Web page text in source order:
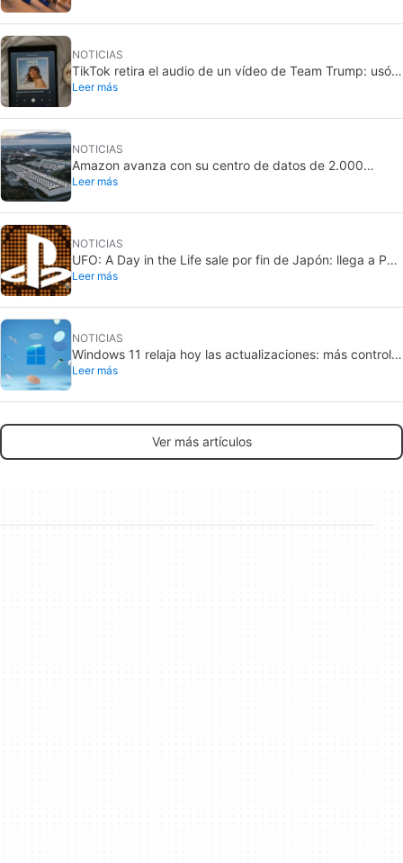
NOTICIAS
TikTok retira el audio de un vídeo de Team Trump: usó
una canción de Taylor Swift
Leer más
NOTICIAS
Amazon avanza con su centro de datos de 2.000
millones en California: crece la oposición local
Leer más
NOTICIAS
UFO: A Day in the Life sale por fin de Japón: llega a PS5
y Nintendo Switch 2
Leer más
NOTICIAS
Windows 11 relaja hoy las actualizaciones: más control
para aplazarlas
Leer más
Ver más artículos